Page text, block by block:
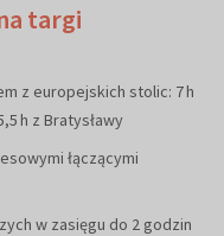
targi
z europejskich stolic: 7 h
h z Bratysławy
łączącymi
w zasięgu do 2 godzin